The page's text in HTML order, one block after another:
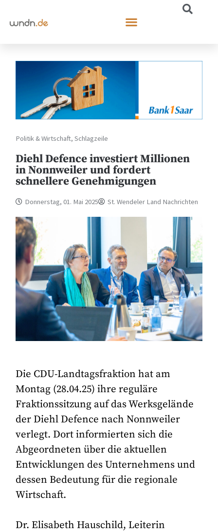
Politik & Wirtschaft,Schlagzeile
Diehl Defence investiert Millionen
in Nonnweiler und fordert
schnellere Genehmigungen
Donnerstag, 01. Mai 2025 St. Wendeler Land Nachrichten
Die CDU-Landtagsfraktion hat am
Montag (28.04.25) ihre reguläre
Fraktionssitzung auf das Werksgelände
der Diehl Defence nach Nonnweiler
verlegt. Dort informierten sich die
Abgeordneten über die aktuellen
Entwicklungen des Unternehmens und
dessen Bedeutung für die regionale
Wirtschaft.
Dr. Elisabeth Hauschild, Leiterin